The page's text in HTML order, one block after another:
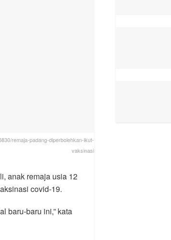
remaja-padang-diperbolehkan-ikut-
vaksinasi
anak remaja usia 12
covid-19.
baru-baru ini,” kata